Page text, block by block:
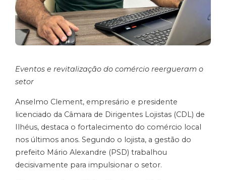
Eventos e revitalização do comércio reergueram o
setor
Anselmo Clement, empresário e presidente
licenciado da Câmara de Dirigentes Lojistas (CDL) de
Ilhéus, destaca o fortalecimento do comércio local
nos últimos anos. Segundo o lojista, a gestão do
prefeito Mário Alexandre (PSD) trabalhou
decisivamente para impulsionar o setor.